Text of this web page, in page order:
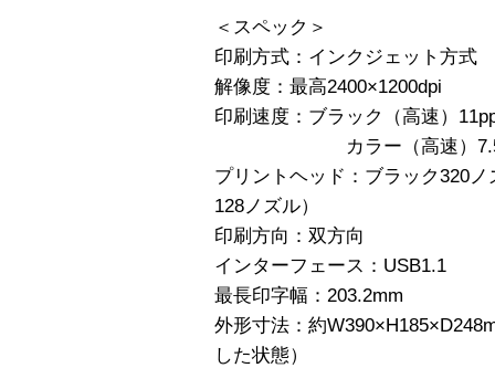
＜スペック＞
印刷方式：インクジェット方式
解像度：最高2400×1200dpi
印刷速度：ブラック（高速）
カラー（高速）
プリントヘッド：ブラック320
128ノズル）
印刷方向：双方向
インターフェース：USB1.1
最長印字幅：203.2mm
外形寸法：約
した状態）